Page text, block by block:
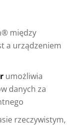
między
a urządzeniem
umożliwia
danych za
rzeczywistym,